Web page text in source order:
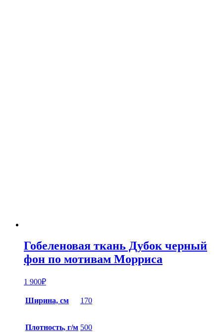
Гобеленовая ткань Дубок черный
фон по мотивам Морриса
1 900₽
Ширина, см 170
Плотность, г/м 500